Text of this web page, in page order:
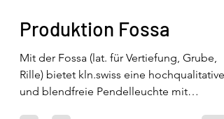
Produktion Fossa
Mit der Fossa (lat. für Vertiefung, Grube,
Rille) bietet kln.swiss eine hochqualitative
und blendfreie Pendelleuchte mit